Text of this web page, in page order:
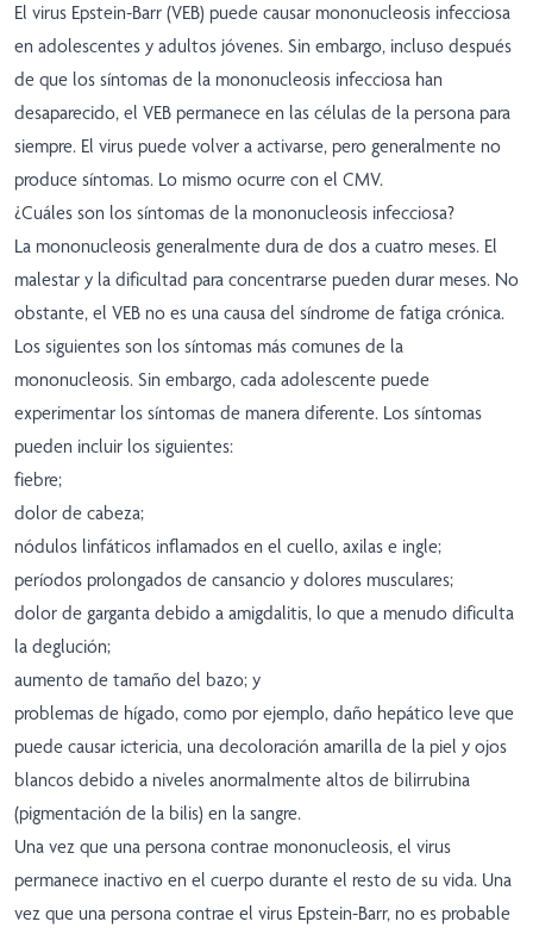
El virus Epstein-Barr (VEB) puede causar mononucleosis infecciosa
en adolescentes y adultos jóvenes. Sin embargo, incluso después
de que los síntomas de la mononucleosis infecciosa han
desaparecido, el VEB permanece en las células de la persona para
siempre. El virus puede volver a activarse, pero generalmente no
produce síntomas. Lo mismo ocurre con el CMV.
¿Cuáles son los síntomas de la mononucleosis infecciosa?
La mononucleosis generalmente dura de dos a cuatro meses. El
malestar y la dificultad para concentrarse pueden durar meses. No
obstante, el VEB no es una causa del síndrome de fatiga crónica.
Los siguientes son los síntomas más comunes de la
mononucleosis. Sin embargo, cada adolescente puede
experimentar los síntomas de manera diferente. Los síntomas
pueden incluir los siguientes:
fiebre;
dolor de cabeza;
nódulos linfáticos inflamados en el cuello, axilas e ingle;
períodos prolongados de cansancio y dolores musculares;
dolor de garganta debido a amigdalitis, lo que a menudo dificulta
la deglución;
aumento de tamaño del bazo; y
problemas de hígado, como por ejemplo, daño hepático leve que
puede causar ictericia, una decoloración amarilla de la piel y ojos
blancos debido a niveles anormalmente altos de bilirrubina
(pigmentación de la bilis) en la sangre.
Una vez que una persona contrae mononucleosis, el virus
permanece inactivo en el cuerpo durante el resto de su vida. Una
vez que una persona contrae el virus Epstein-Barr, no es probable